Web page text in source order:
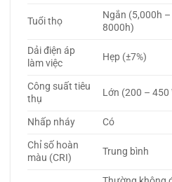
Tuổi thọ
Ngắn (5,000h –
8000h)
Dải điện áp
làm việc
Hẹp (±7%)
Công suất tiêu
thụ
Lớn (200 – 450
Nhấp nháy Có
Chỉ số hoàn
màu (CRI)
Trung bình